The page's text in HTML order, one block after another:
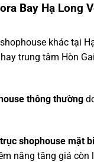
Bay Hạ Long
khác tại
trung tâm Hòn
thông thường
shophouse mặt
năng tăng giá còn